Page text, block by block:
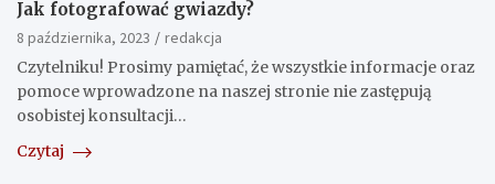
Jak fotografować gwiazdy?
8 października, 2023
redakcja
Czytelniku! Prosimy pamiętać, że wszystkie informacje oraz
pomoce wprowadzone na naszej stronie nie zastępują
osobistej konsultacji…
Czytaj